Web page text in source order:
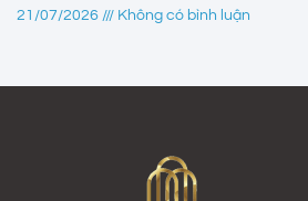
21/07/2026 Không có bình luận